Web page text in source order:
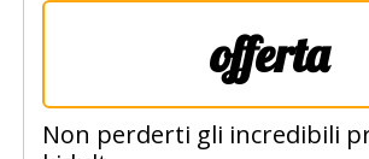
offerta
Non perderti gli incredibili